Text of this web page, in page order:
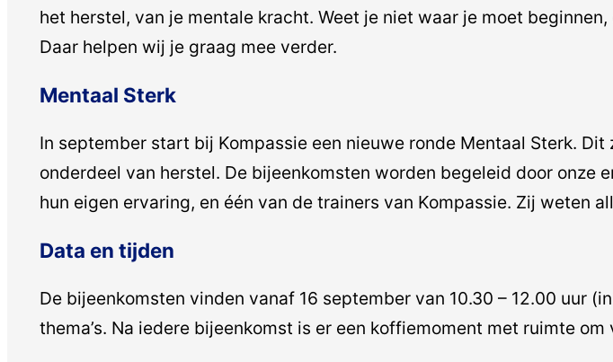
het herstel, van je mentale kracht. Weet je niet waar je moet beginnen,
Daar helpen wij je graag mee verder.
Mentaal Sterk
In september start bij Kompassie een nieuwe ronde Mentaal Sterk.
onderdeel van herstel. De bijeenkomsten worden begeleid door
hun eigen ervaring, en één van de trainers van Kompassie. Zij weten
Data en tijden
De bijeenkomsten vinden vanaf 16 september van 10.30 – 12.00 uur
thema’s. Na iedere bijeenkomst is er een koffiemoment met ruimte